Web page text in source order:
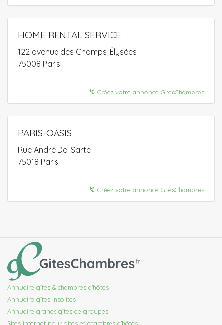
HOME RENTAL SERVICE
122 avenue des Champs-Élysées
75008 Paris
↯ Créez votre annonce GitesChambres
PARIS-OASIS
Rue André Del Sarte
75018 Paris
↯ Créez votre annonce GitesChambres
Annuaire gîtes & chambres d'hôtes
Annuaire gîtes insolites
Annuaire grands gîtes de groupes
Sites internet pour gîtes et chambres d'hôtes